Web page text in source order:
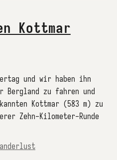
Kottmar
und wir haben ihn
zu fahren und
Kottmar (583 m) zu
Zehn-Kilometer-Runde